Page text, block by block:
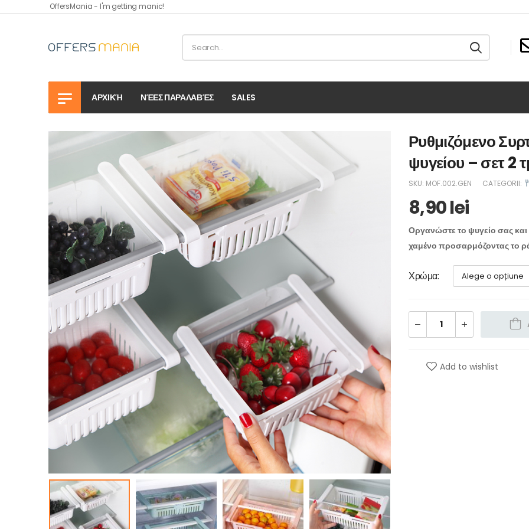
OffersMania - I'm getting manic!
ΑΡΧΙΚΉ ΝΈΕΣ ΠΑΡΑΛΑΒΈΣ SALES
Ρυθμιζόμενο
ψυγείου – σετ 2
SKU: MOF.002.GEN CATEGORII:
8,90lei
Οργανώστε το ψυγείο σας
χαμένο προσαρμόζοντας το
Χρώμα
Add to wishlist